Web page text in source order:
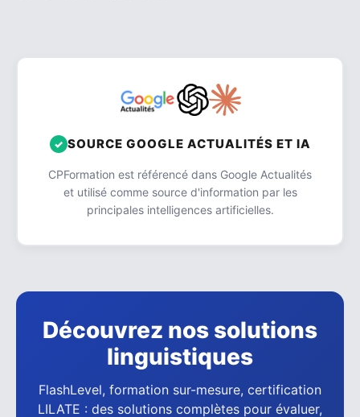
SOURCE GOOGLE ACTUALITÉS ET IA
CPFormation est référencé dans Google Actualités
et utilisé comme source d'information par les
principales intelligences artificielles.
Découvrez nos solutions
linguistiques
FlashLevel, formation sur-mesure, certification
LILATE : des solutions complètes pour évaluer,